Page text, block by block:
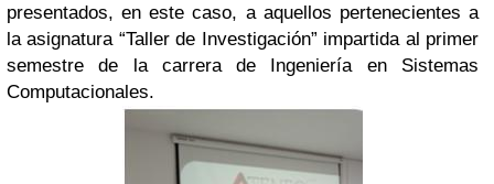
presentados, en este caso, a aquellos pertenecientes a
la asignatura “Taller de Investigación” impartida al primer
semestre de la carrera de Ingeniería en Sistemas
Computacionales.